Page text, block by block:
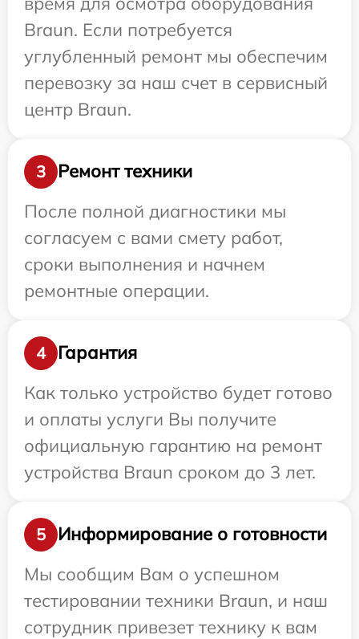
Braun. Если потребуется
углубленный ремонт мы обеспечим
перевозку за наш счет в сервисный
центр Braun.
3
Ремонт техники
После полной диагностики мы
согласуем с вами смету работ,
сроки выполнения и начнем
ремонтные операции.
4
Гарантия
Как только устройство будет готово
и оплаты услуги Вы получите
официальную гарантию на ремонт
устройства Braun сроком до 3 лет.
5
Информирование о готовности
Мы сообщим Вам о успешном
тестировании техники Braun, и наш
сотрудник привезет технику к вам